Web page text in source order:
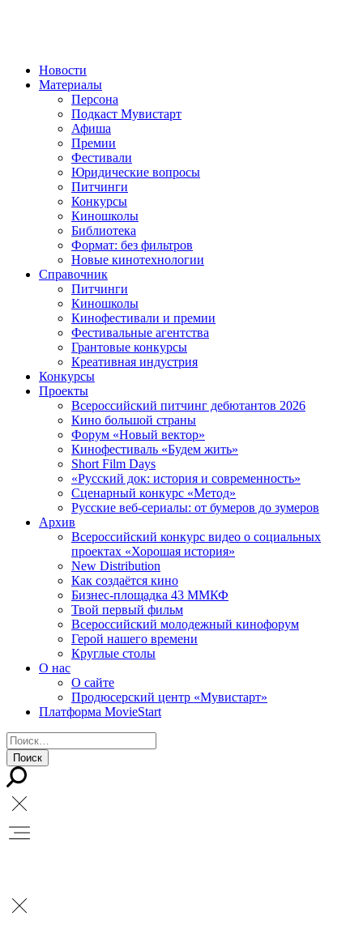
Новости
Материалы
Персона
Подкаст Мувистарт
Афиша
Премии
Фестивали
Юридические вопросы
Питчинги
Конкурсы
Киношколы
Библиотека
Формат: без фильтров
Новые кинотехнологии
Справочник
Питчинги
Киношколы
Кинофестивали и премии
Фестивальные агентства
Грантовые конкурсы
Креативная индустрия
Конкурсы
Проекты
Всероссийский питчинг дебютантов 2026
Кино большой страны
Форум «Новый вектор»
Кинофестиваль «Будем жить»
Short Film Days
«Русский док: история и современность»
Сценарный конкурс «Метод»
Русские веб-сериалы: от бумеров до зумеров
Архив
Всероссийский конкурс видео о социальных
проектах «Хорошая история»
New Distribution
Как создаётся кино
Бизнес-площадка 43 ММКФ
Твой первый фильм
Всероссийский молодежный кинофорум
Герой нашего времени
Круглые столы
О нас
О сайте
Продюсерский центр «Мувистарт»
Платформа MovieStart